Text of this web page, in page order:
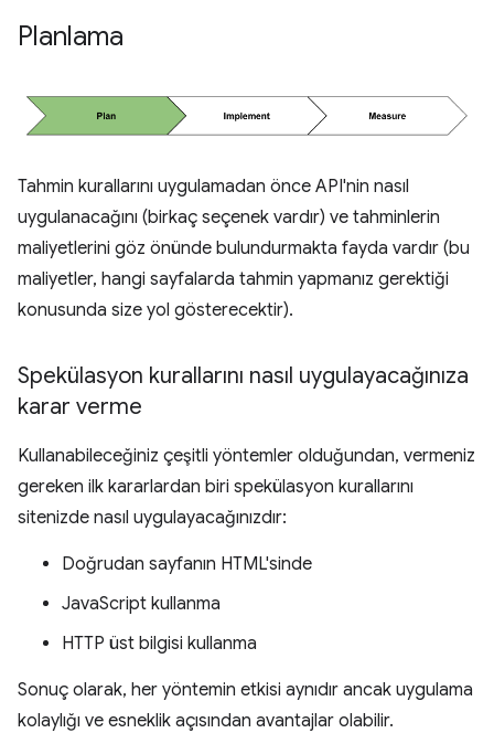
Planlama
Tahmin kurallarını uygulamadan önce API'nin nasıl
uygulanacağını (birkaç seçenek vardır) ve tahminlerin
maliyetlerini göz önünde bulundurmakta fayda vardır (bu
maliyetler, hangi sayfalarda tahmin yapmanız gerektiği
konusunda size yol gösterecektir).
Spekülasyon kurallarını nasıl uygulayacağınıza
karar verme
Kullanabileceğiniz çeşitli yöntemler olduğundan, vermeniz
gereken ilk kararlardan biri spekülasyon kurallarını
sitenizde nasıl uygulayacağınızdır:
Doğrudan sayfanın HTML'sinde
JavaScript kullanma
HTTP üst bilgisi kullanma
Sonuç olarak, her yöntemin etkisi aynıdır ancak uygulama
kolaylığı ve esneklik açısından avantajlar olabilir.